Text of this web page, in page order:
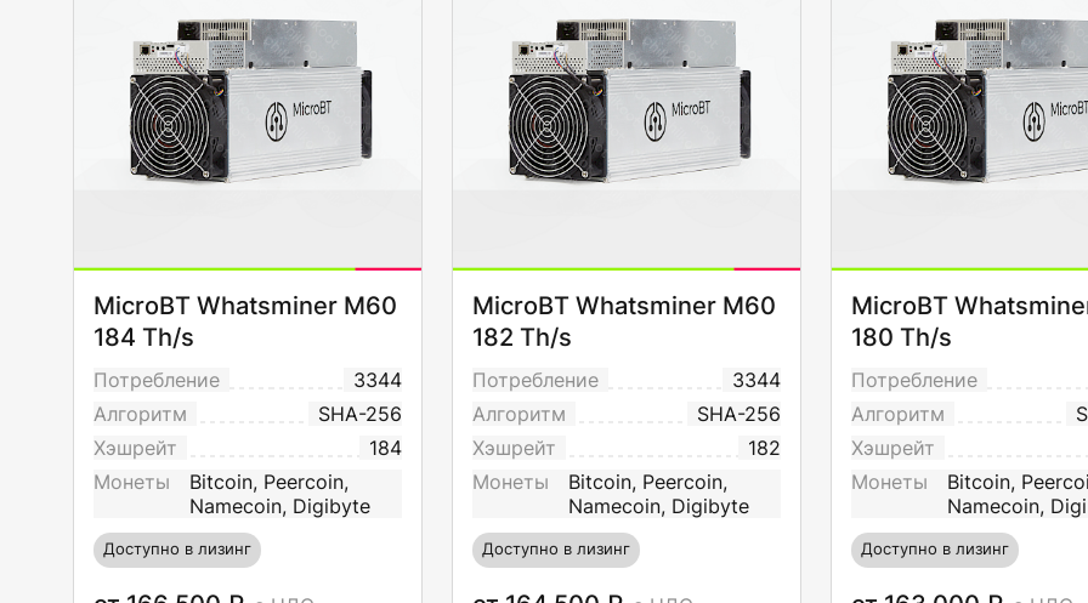
MicroBT Whatsminer M60
184 Th/s
Потребление
3344
Алгоритм
SHA-256
Хэшрейт
184
Монеты
Bitcoin, Peercoin,
Namecoin, Digibyte
Доступно в лизинг
MicroBT Whatsminer M60
182 Th/s
Потребление
3344
Алгоритм
SHA-256
Хэшрейт
182
Монеты
Bitcoin, Peercoin,
Namecoin, Digibyte
Доступно в лизинг
MicroBT
180 Th/s
Потребление
Алгоритм
Хэшрейт
Монеты
Bitcoin,
Namecoin,
Доступно в лизинг